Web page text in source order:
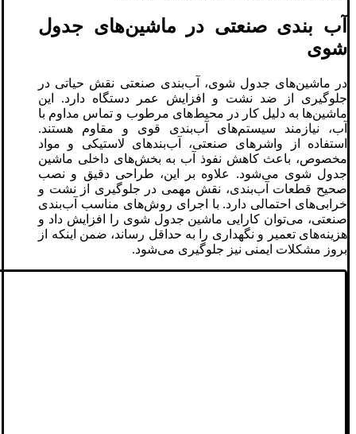
آب‌ بندی صنعتی در ماشین‌های جدول
شوی
در ماشین‌های جدول شوی، آب‌بندی صنعتی نقش حیاتی در
جلوگیری از ضد نشت و افزایش عمر دستگاه دارد. این
ماشین‌ها به دلیل کار در محیط‌های مرطوب و تماس مداوم با
آب، نیازمند سیستم‌های آب‌بندی قوی و مقاوم هستند.
استفاده از واشرهای صنعتی، آب‌بندهای لاستیکی و مواد
مخصوص، باعث کاهش نفوذ آب به بخش‌های داخلی ماشین
جدول شوی می‌شود. علاوه بر این، طراحی دقیق و نصب
صحیح قطعات آب‌بندی، نقش مهمی در جلوگیری از نشت و
خرابی‌های احتمالی دارد. با اجرای روش‌های مناسب آب‌بندی
صنعتی، می‌توان کارایی ماشین جدول شوی را افزایش داد و
هزینه‌های تعمیر و نگهداری را به حداقل رساند، ضمن اینکه از
بروز مشکلات ایمنی نیز جلوگیری می‌شود.